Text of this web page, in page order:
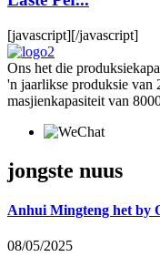
[javascript][/javascript]
Ons het die
'n jaarlikse produksie
masjienkapasiteit van
jongste nuus
Anhui Mingteng het by
08/05/2025